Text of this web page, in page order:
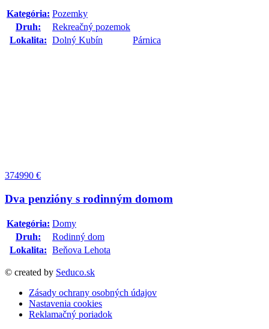
Kategória: Pozemky
Druh:
Rekreačný pozemok
Lokalita: Dolný Kubín Párnica
374990 €
Dva penzióny s rodinným domom
Kategória: Domy
Druh:
Rodinný dom
Lokalita: Beňova Lehota
© created by Seduco.sk
Zásady ochrany osobných údajov
Nastavenia cookies
Reklamačný poriadok